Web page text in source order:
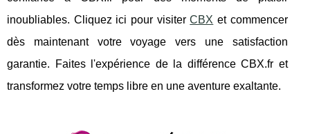
inoubliables. Cliquez ici pour visiterCBX et commencer
dès maintenant votre voyage vers une satisfaction
garantie. Faites l'expérience de la différence CBX.fr et
transformez votre temps libre en une aventure exaltante.